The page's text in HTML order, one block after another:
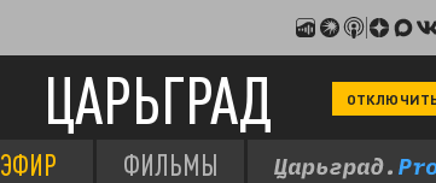
ЦАРЬГРАД
ЭФИР ФИЛЬМЫ